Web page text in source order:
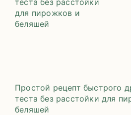
Простой рецепт быстрого
теста без расстойки для
беляшей